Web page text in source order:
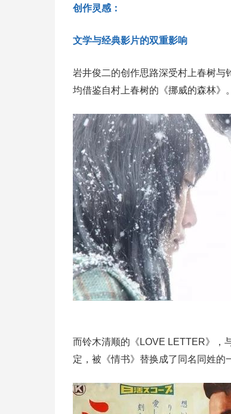
创作灵感：
文学与经典影片的双重影响
岩井俊二的创作思路深受村上春树与
均借鉴自村上春树的《挪威的森林》。
而铃木清顺的《LOVE LETTER》，
定，被《情书》替换成了同名同姓的